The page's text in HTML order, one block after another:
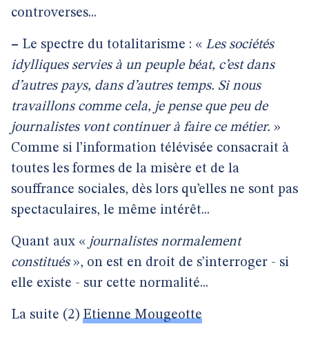
controverses...
– Le spectre du totalitarisme : « Les sociétés
idylliques servies à un peuple béat, c’est dans
d’autres pays, dans d’autres temps. Si nous
travaillons comme cela, je pense que peu de
journalistes vont continuer à faire ce métier. »
Comme si l’information télévisée consacrait à
toutes les formes de la misère et de la
souffrance sociales, dès lors qu’elles ne sont pas
spectaculaires, le même intérêt...
Quant aux « journalistes normalement
constitués», on est en droit de s’interroger - si
elle existe - sur cette normalité...
La suite (2) Etienne Mougeotte